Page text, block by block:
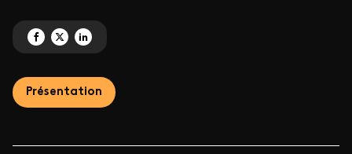
Partagez 'Nwèl o Péyi' sur Facebook
Partagez 'Nwèl o Péyi' sur X
Partagez 'Nwèl o Péyi' sur LinkedIn
Présentation